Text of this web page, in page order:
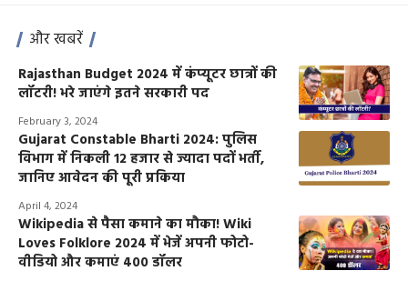
और खबरें
Rajasthan Budget 2024 में कंप्यूटर छात्रों की
लॉटरी! भरे जाएंगे इतने सरकारी पद
February 3, 2024
Gujarat Constable Bharti 2024: पुलिस
विभाग में निकली 12 हजार से ज्यादा पदों भर्ती,
जानिए आवेदन की पूरी प्रकिया
April 4, 2024
Wikipedia से पैसा कमाने का मौका! Wiki
Loves Folklore 2024 में भेजें अपनी फोटो-
वीडियो और कमाएं 400 डॉलर